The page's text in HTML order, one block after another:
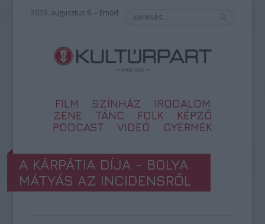
2026. augusztus 9. – Emőd
FILM SZÍNHÁZ
IRODALOM
ZENE
TÁNC FOLK
KÉPZŐ
PODCAST
VIDEÓ GYERMEK
A KÁRPÁTIA DÍJA - BOLYA
MÁTYÁS AZ INCIDENSRŐL